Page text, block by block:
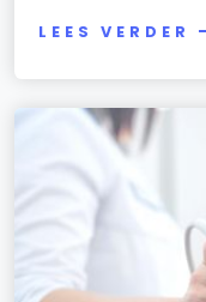
LEES VERDER